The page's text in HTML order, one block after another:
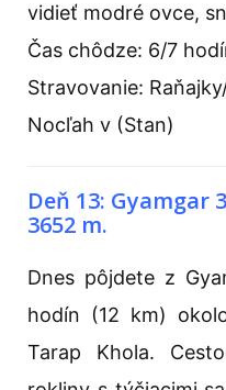
vidieť modré ovce,
Čas chôdze: 6/7
Stravovanie:
Nocľah v (Stan)
Deň 13: Gyamgar
3652 m.
Dnes pôjdete z
hodín (12 km)
Tarap Khola.